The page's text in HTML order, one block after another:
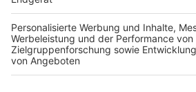
TOP-PARTNER